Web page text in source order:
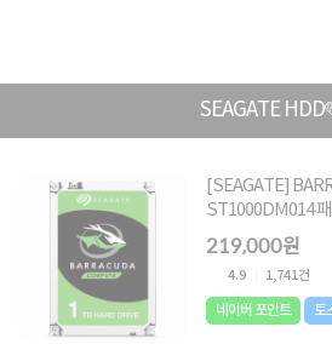
SEAGATE
[SEAGATE]
ST1000DM014
SATA3/
219,000원
4.9 1,741건
네이버 포인트 토